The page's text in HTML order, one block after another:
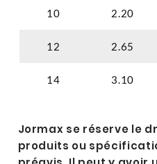
10 2.20
12 2.65
14 3.10
Jormax se réserve le
produits ou